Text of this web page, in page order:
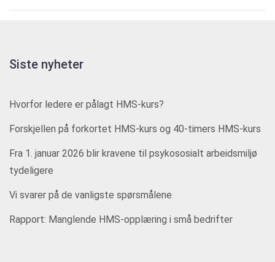
Siste nyheter
Hvorfor ledere er pålagt HMS-kurs?
Forskjellen på forkortet HMS-kurs og 40-timers HMS-kurs
Fra 1. januar 2026 blir kravene til psykososialt arbeidsmiljø
tydeligere
Vi svarer på de vanligste spørsmålene
Rapport: Manglende HMS-opplæring i små bedrifter